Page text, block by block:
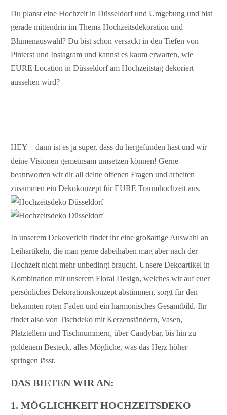
Du planst eine Hochzeit in Düsseldorf und Umgebung und bist
gerade mittendrin im Thema Hochzeitsdekoration und
Blumenauswahl? Du bist schon versackt in den Tiefen von
Pinterst und Instagram und kannst es kaum erwarten, wie
EURE Location in Düsseldorf am Hochzeitstag dekoriert
aussehen wird?
HEY – dann ist es ja super, dass du hergefunden hast und wir
deine Visionen gemeinsam umsetzen können! Gerne
beantworten wir dir all deine offenen Fragen und arbeiten
zusammen ein Dekokonzept für EURE Traumhochzeit aus.
In unserem Dekoverleih findet ihr eine großartige Auswahl an
Leihartikeln, die man gerne dabeihaben mag aber nach der
Hochzeit nicht mehr unbedingt braucht. Unsere Dekoartikel in
Kombination mit unserem Floral Design, welches wir auf euer
persönliches Dekorationskonzept abstimmen, sorgt für den
bekannten roten Faden und ein harmonisches Gesamtbild. Ihr
findet also von Tischdeko mit Kerzenständern, Vasen,
Platztellern und Tischnummern, über Candybar, bis hin zu
goldenem Besteck, alles Mögliche, was das Herz höher
springen lässt.
DAS BIETEN WIR AN:
1. MÖGLICHKEIT HOCHZEITSDEKO